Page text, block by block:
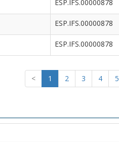
ESP.IFS.00000878
ESP.IFS.00000878
ESP.IFS.00000878
< 1 2 3 4 5